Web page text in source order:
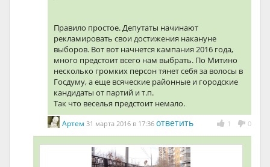
Правило простое. Депутаты начинают
рекламировать свои достижения накануне
выборов. Вот вот начнется кампания 2016 года,
много предстоит всего нам выбрать. По Митино
несколько громких персон тянет себя за волосы в
Госдуму, а еще всяческие районные и городские
кандидаты от партий и т.п.
Так что веселья предстоит немало.
1 0
Артем 31 марта 2016 в 17:36 ответить